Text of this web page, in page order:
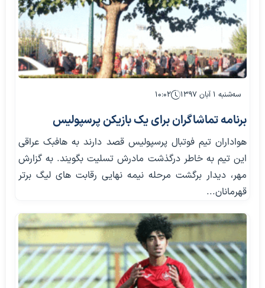
سه‌شنبه ۱ آبان ۱۳۹۷ ۱۰:۰۲
برنامه تماشاگران برای یک بازیکن پرسپولیس
هواداران تیم فوتبال پرسپولیس قصد دارند به هافبک عراقی
این تیم به خاطر درگذشت مادرش تسلیت بگویند. به گزارش
مهر، دیدار برگشت مرحله نیمه نهایی رقابت های لیگ برتر
قهرمانان...